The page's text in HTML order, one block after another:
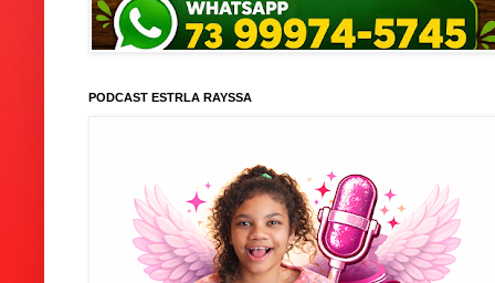
PODCAST ESTRLA RAYSSA